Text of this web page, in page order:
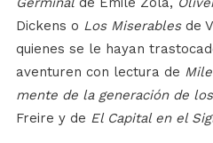
Dickens o Los Miserablesde
quienes se le hayan
aventuren con lectura de
mente de la generación de
Freire y de El Capital en el